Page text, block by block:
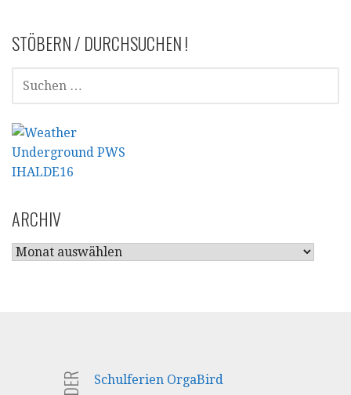
STÖBERN / DURCHSUCHEN !
SUCHEN
NACH:
ARCHIV
ARCHIV
Schulferien OrgaBird